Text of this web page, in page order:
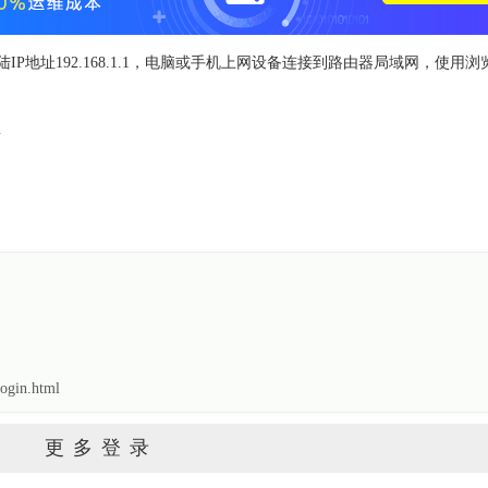
地址192.168.1.1，电脑或手机上网设备连接到路由器局域网，使用浏
更多登录